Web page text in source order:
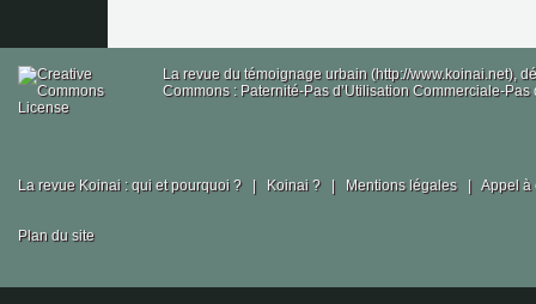
La revue du témoignage urbain (http://www.koinai.net),
Commons : Paternité-Pas d’Utilisation Commerciale-
La revue Koinai : qui et pourquoi ? | Koinai ? | Mentions légales | Appel à
Plan du site